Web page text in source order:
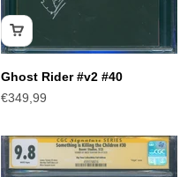
Ghost Rider #v2 #40
Angebot
€349,99